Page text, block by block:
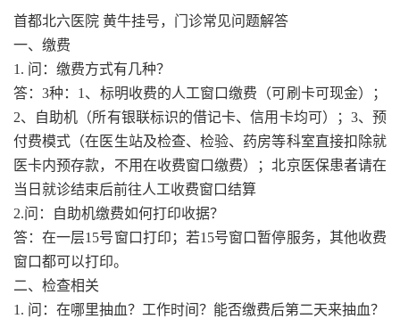
首都北六医院 黄牛挂号，门诊常见问题解答
一、缴费
1. 问：缴费方式有几种？
答：3种：1、标明收费的人工窗口缴费（可刷卡可现金）；
2、自助机（所有银联标识的借记卡、信用卡均可）；3、预
付费模式（在医生站及检查、检验、药房等科室直接扣除就
医卡内预存款，不用在收费窗口缴费）；北京医保患者请在
当日就诊结束后前往人工收费窗口结算
2.问：自助机缴费如何打印收据？
答：在一层15号窗口打印；若15号窗口暂停服务，其他收费
窗口都可以打印。
二、检查相关
1. 问：在哪里抽血？工作时间？能否缴费后第二天来抽血？